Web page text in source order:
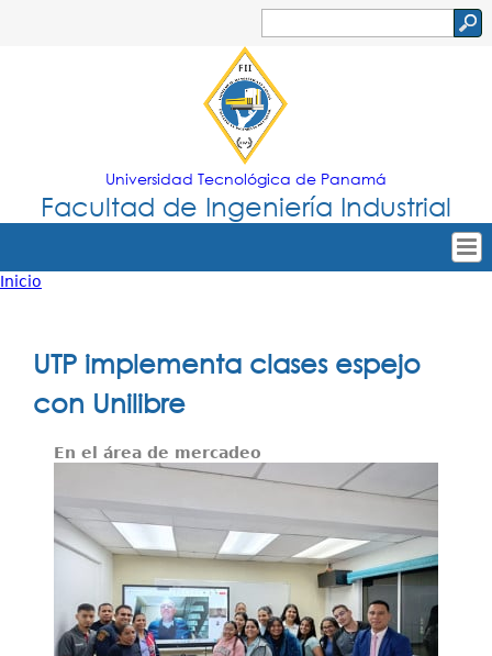
Jump to navigation
de
búsqueda
Universidad Tecnológica de Panamá
Facultad de Ingeniería Industrial
Tropical
Principal
Oferta Académica
Departamentos
Servicios
está
Inicio
UTP implementa clases espejo
con Unilibre
En el área de mercadeo